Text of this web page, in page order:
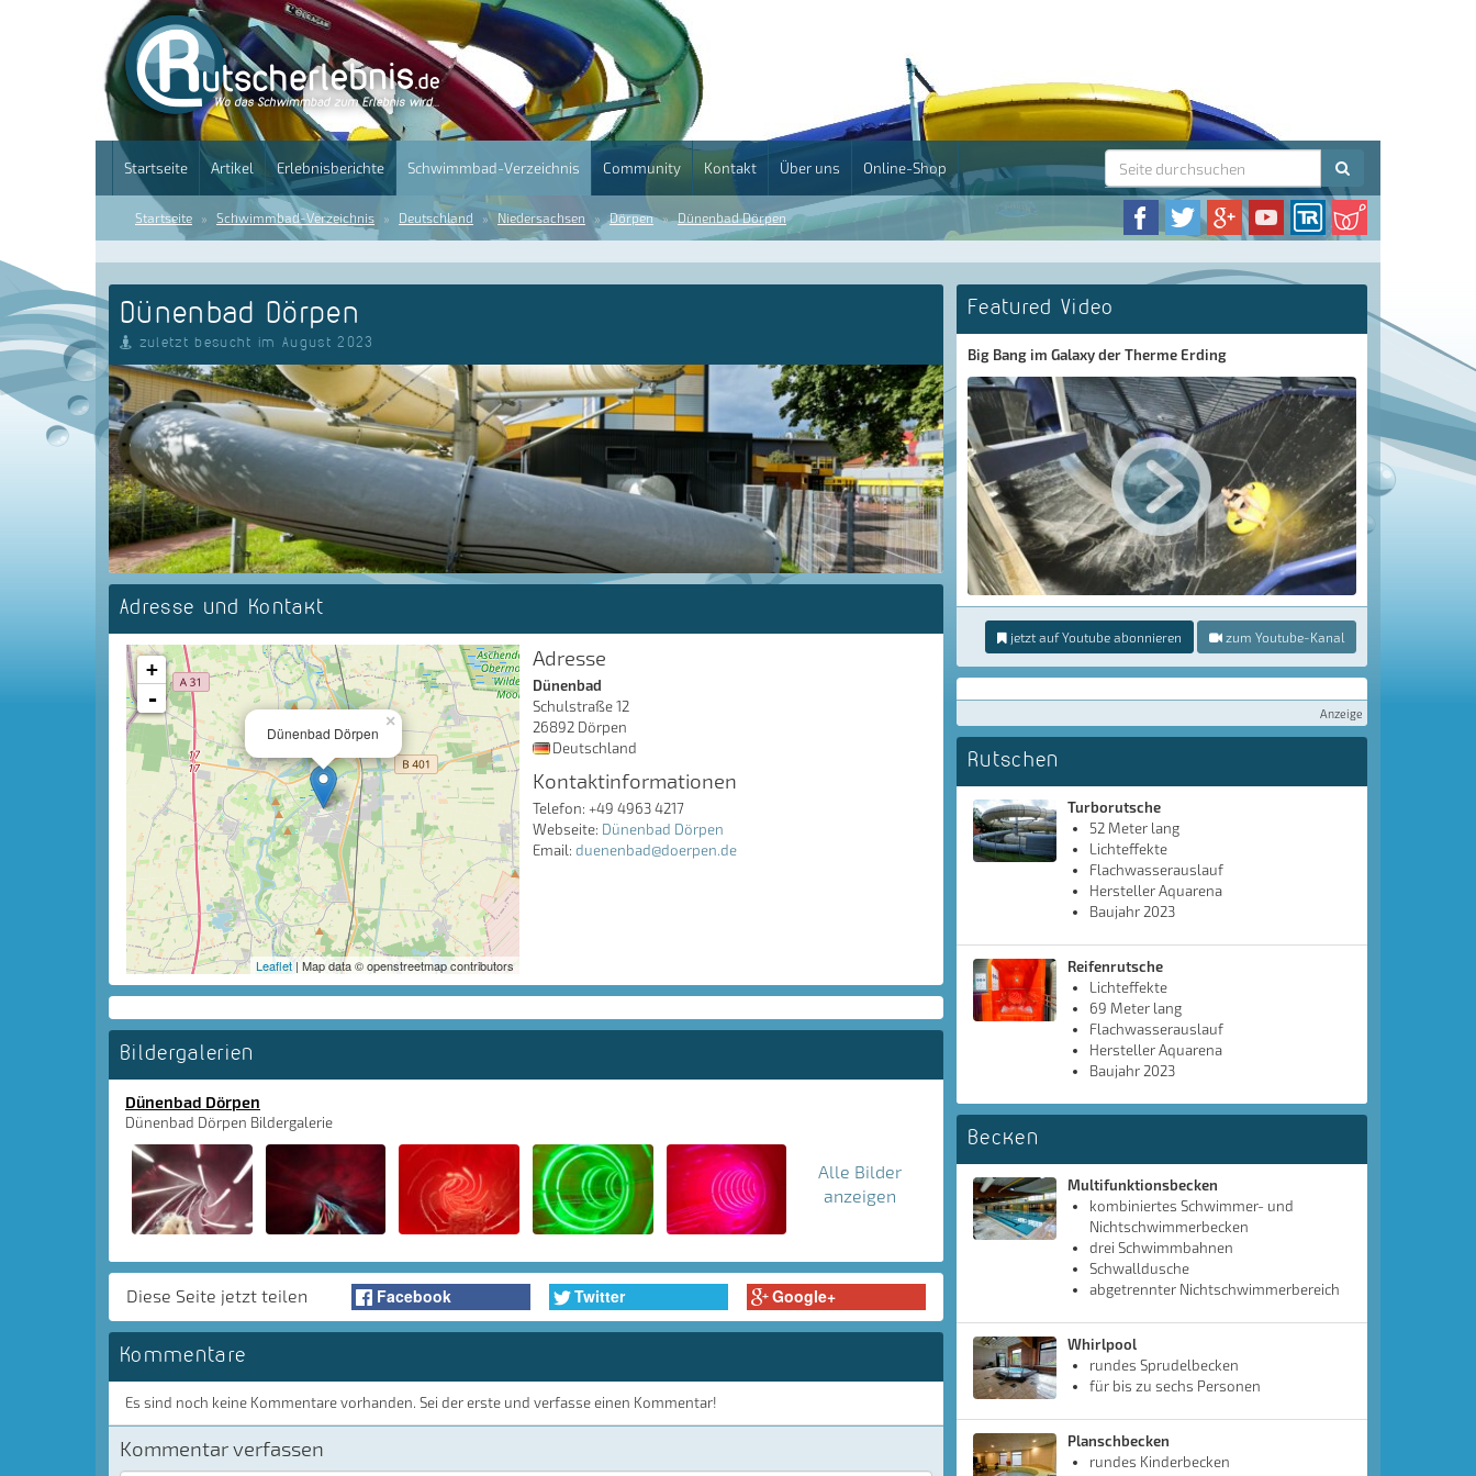
Startseite Artikel Erlebnisberichte Schwimmbad-Verzeichnis Community Kontakt Über uns Online-Shop
Startseite Schwimmbad-Verzeichnis Deutschland Niedersachsen Dörpen Dünenbad Dörpen
Dünenbad Dörpen
zuletzt besucht im August 2023
Adresse und Kontakt
×
Dünenbad Dörpen
+
-
Leaflet | Map data © openstreetmap contributors
Adresse
Dünenbad
Schulstraße 12
26892 Dörpen
Deutschland
Kontaktinformationen
Telefon: +49 4963 4217
Webseite: Dünenbad Dörpen
Email: duenenbad@doerpen.de
Bildergalerien
Dünenbad Dörpen
Dünenbad Dörpen Bildergalerie
Alle Bilder
anzeigen
Diese Seite jetzt teilen Facebook Twitter Google+
Kommentare
Es sind noch keine Kommentare vorhanden. Sei der erste und verfasse einen Kommentar!
Kommentar verfassen
Featured Video
Big Bang im Galaxy der Therme Erding
jetzt auf Youtube abonnieren zum Youtube-Kanal
Anzeige
Rutschen
Turborutsche
52 Meter lang
Lichteffekte
Flachwasserauslauf
Hersteller Aquarena
Baujahr 2023
Reifenrutsche
Lichteffekte
69 Meter lang
Flachwasserauslauf
Hersteller Aquarena
Baujahr 2023
Becken
Multifunktionsbecken
kombiniertes Schwimmer- und
Nichtschwimmerbecken
drei Schwimmbahnen
Schwalldusche
abgetrennter Nichtschwimmerbereich
Whirlpool
rundes Sprudelbecken
für bis zu sechs Personen
Planschbecken
rundes Kinderbecken